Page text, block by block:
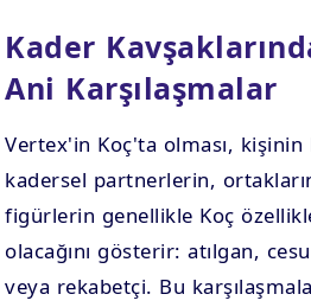
Kader
Ani Karşılaşmalar
Vertex'in Koç'ta olması, kişinin
kadersel partnerlerin,
figürlerin genellikle Koç
olacağını gösterir: atılgan,
veya rekabetçi. Bu